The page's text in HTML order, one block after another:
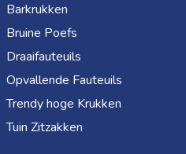
Barkrukken
Bruine Poefs
Draaifauteuils
Opvallende Fauteuils
Trendy hoge Krukken
Tuin Zitzakken